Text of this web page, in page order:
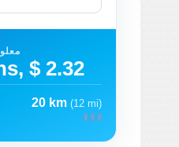
$ 2.32
20 km (12 mi)